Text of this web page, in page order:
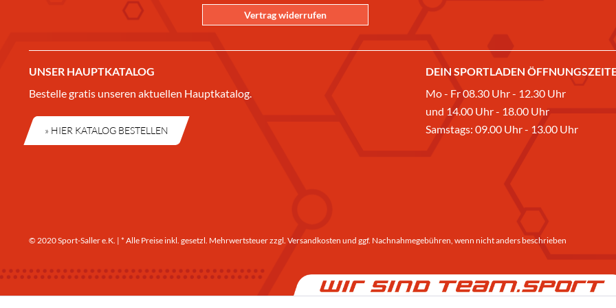
Vertrag widerrufen
UNSER HAUPTKATALOG
Bestelle gratis unseren aktuellen Hauptkatalog.
» HIER KATALOG BESTELLEN
DEIN SPORTLADEN
Mo - Fr 08.30 Uhr - 12.30 Uhr
und 14.00 Uhr - 18.00 Uhr
Samstags: 09.00 Uhr - 13.00 Uhr
© 2020 Sport-Saller e.K. | * Alle Preise inkl. gesetzl. Mehrwertsteuer zzgl. Versandkosten und ggf. Nachnahmegebühren, wenn nicht anders beschrieben